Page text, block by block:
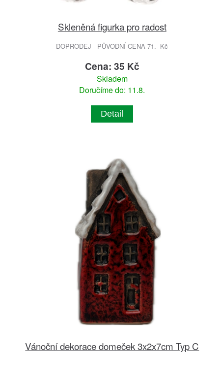
Skleněná figurka pro radost
DOPRODEJ - PŮVODNÍ CENA 71.- Kč
Cena: 35 Kč
Skladem
Doručíme do: 11.8.
Detail
Vánoční dekorace domeček 3x2x7cm Typ C